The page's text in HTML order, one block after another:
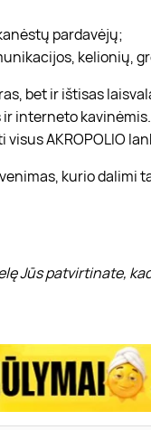
pardavėjų;
kelionių,
bet ir ištisas
interneto
AKROPOLIO
kurio dalimi
Jūs patvirtinate,